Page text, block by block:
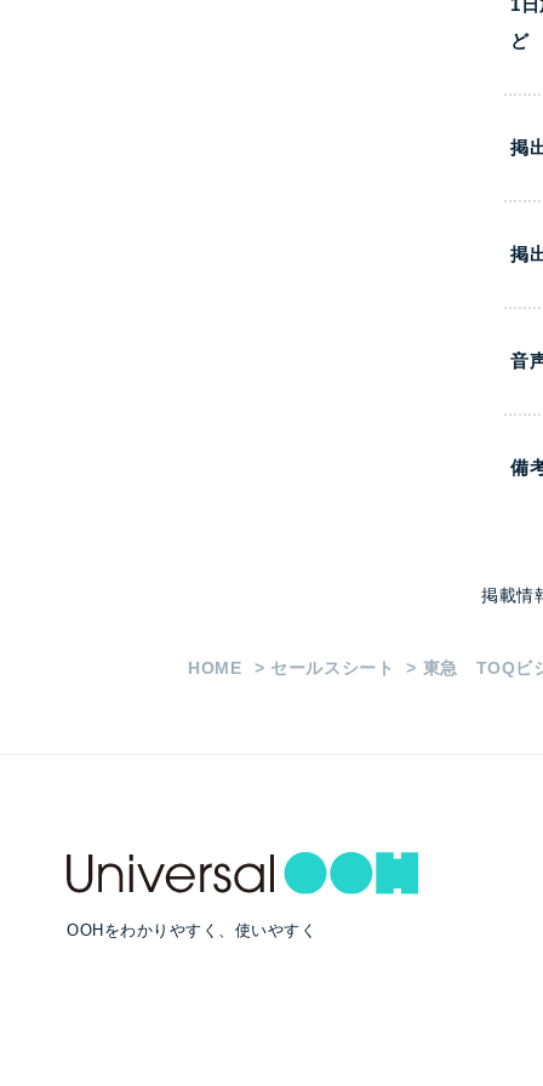
ど
掲
掲
音
備
掲載情
HOME セールスシート 東急 TOQビ
OOHをわかりやすく、使いやすく